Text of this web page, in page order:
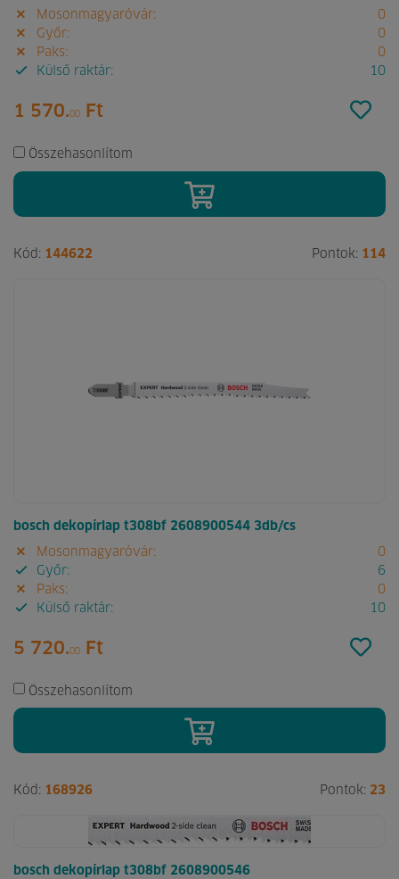
Mosonmagyaróvár:
0
Győr:
0
Paks:
0
Külső raktár:
10
1 570.00 Ft
Összehasonlítom
Kód: 144622 Pontok: 114
bosch dekopírlap t308bf 2608900544 3db/cs
Mosonmagyaróvár:
0
Győr:
6
Paks:
0
Külső raktár:
10
5 720.00 Ft
Összehasonlítom
Kód: 168926 Pontok: 23
bosch dekopírlap t308bf 2608900546